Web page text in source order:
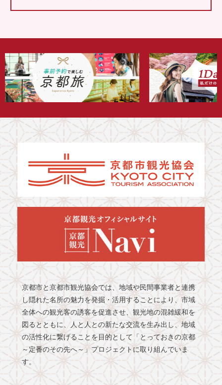
京都市と京都市観光協会では、地域や民間事業者と連携
し隠れた名所の魅力を発掘・活用することにより、市域
全体への観光客の誘客を促進させ、観光地の混雑緩和を
図るとともに、人と人との新たな交流を生み出し、地域
の活性化に繋げることを目的として「とっておきの京都
～定番のその先へ～」プロジェクトに取り組んでいま
す。